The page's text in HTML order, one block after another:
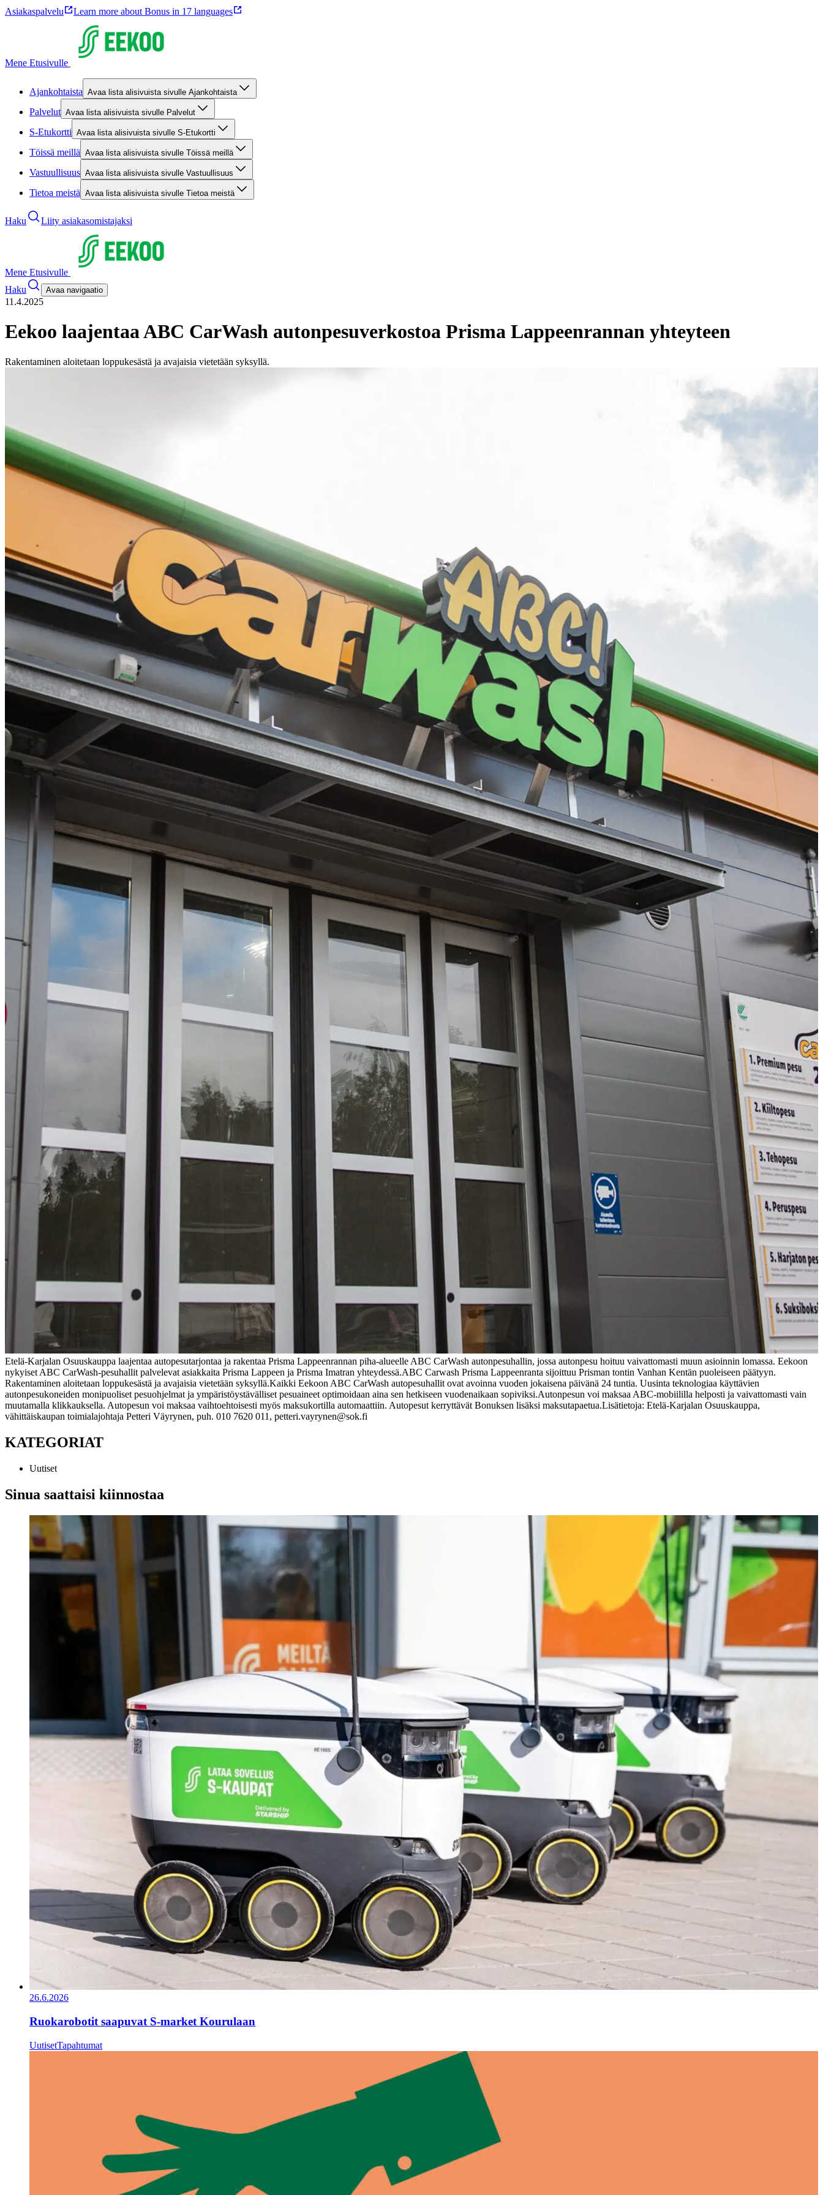
Asiakaspalvelu Learn more about Bonus in 17 languages
Mene Etusivulle
Ajankohtaista Avaa lista alisivuista sivulle Ajankohtaista
Palvelut Avaa lista alisivuista sivulle Palvelut
S-Etukortti Avaa lista alisivuista sivulle S-Etukortti
Töissä meillä Avaa lista alisivuista sivulle Töissä meillä
Vastuullisuus Avaa lista alisivuista sivulle Vastuullisuus
Tietoa meistä Avaa lista alisivuista sivulle Tietoa meistä
Haku Liity asiakasomistajaksi
Mene Etusivulle
Haku
Avaa navigaatio
11.4.2025
Eekoo laajentaa ABC CarWash autonpesuverkostoa Prisma Lappeenrannan yhteyteen
Rakentaminen aloitetaan loppukesästä ja avajaisia vietetään syksyllä.
Etelä-Karjalan Osuuskauppa laajentaa autopesutarjontaa ja rakentaa Prisma Lappeenrannan piha-alueelle ABC CarWash autonpesuhallin, jossa autonpesu hoituu vaivattomasti muun asioinnin lomassa. Eekoon
nykyiset ABC CarWash-pesuhallit palvelevat asiakkaita Prisma Lappeen ja Prisma Imatran yhteydessä.ABC Carwash Prisma Lappeenranta sijoittuu Prisman tontin Vanhan Kentän puoleiseen päätyyn.
Rakentaminen aloitetaan loppukesästä ja avajaisia vietetään syksyllä.Kaikki Eekoon ABC CarWash autopesuhallit ovat avoinna vuoden jokaisena päivänä 24 tuntia. Uusinta teknologiaa käyttävien
autonpesukoneiden monipuoliset pesuohjelmat ja ympäristöystävälliset pesuaineet optimoidaan aina sen hetkiseen vuodenaikaan sopiviksi.Autonpesun voi maksaa ABC-mobiililla helposti ja vaivattomasti vain
muutamalla klikkauksella. Autopesun voi maksaa vaihtoehtoisesti myös maksukortilla automaattiin. Autopesut kerryttävät Bonuksen lisäksi maksutapaetua.Lisätietoja: Etelä-Karjalan Osuuskauppa,
vähittäiskaupan toimialajohtaja Petteri Väyrynen, puh. 010 7620 011, petteri.vayrynen@sok.fi
KATEGORIAT
Uutiset
Sinua saattaisi kiinnostaa
26.6.2026
Ruokarobotit saapuvat S-market Kourulaan
UutisetTapahtumat